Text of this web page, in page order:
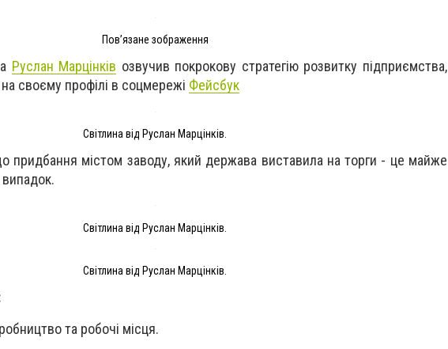
Пов’язане зображення
Руслан Марцінків озвучив покрокову стратегію розвитку підприємства,
своєму профілі в соцмережі Фейсбук
Світлина від Руслан Марцінків.
придбання містом заводу, який держава виставила на торги - це майже
випадок.
Світлина від Руслан Марцінків.
Світлина від Руслан Марцінків.
та робочі місця.